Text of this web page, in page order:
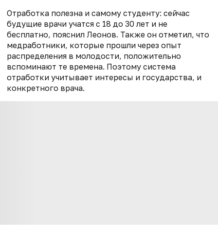
Отработка полезна и самому студенту: сейчас
будущие врачи учатся с 18 до 30 лет и не
бесплатно, пояснил Леонов. Также он отметил, что
медработники, которые прошли через опыт
распределения в молодости, положительно
вспоминают те времена. Поэтому система
отработки учитывает интересы и государства, и
конкретного врача.